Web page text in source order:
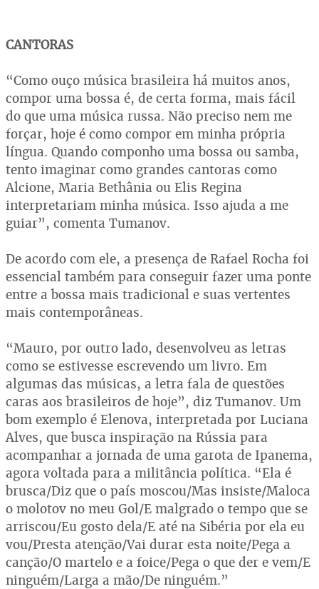
CANTORAS
“Como ouço música brasileira há muitos anos,
compor uma bossa é, de certa forma, mais fácil
do que uma música russa. Não preciso nem me
forçar, hoje é como compor em minha própria
língua. Quando componho uma bossa ou samba,
tento imaginar como grandes cantoras como
Alcione, Maria Bethânia ou Elis Regina
interpretariam minha música. Isso ajuda a me
guiar”, comenta Tumanov.
De acordo com ele, a presença de Rafael Rocha foi
essencial também para conseguir fazer uma ponte
entre a bossa mais tradicional e suas vertentes
mais contemporâneas.
“Mauro, por outro lado, desenvolveu as letras
como se estivesse escrevendo um livro. Em
algumas das músicas, a letra fala de questões
caras aos brasileiros de hoje”, diz Tumanov. Um
bom exemplo é Elenova, interpretada por Luciana
Alves, que busca inspiração na Rússia para
acompanhar a jornada de uma garota de Ipanema,
agora voltada para a militância política. “Ela é
brusca/Diz que o país moscou/Mas insiste/Maloca
o molotov no meu Gol/E malgrado o tempo que se
arriscou/Eu gosto dela/E até na Sibéria por ela eu
vou/Presta atenção/Vai durar esta noite/Pega a
canção/O martelo e a foice/Pega o que der e vem/E
ninguém/Larga a mão/De ninguém.”